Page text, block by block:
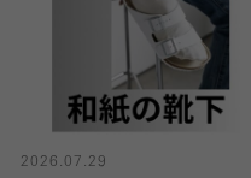
2026.07.29